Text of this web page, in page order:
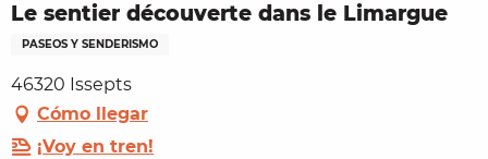
Le sentier découverte dans le Limargue
PASEOS Y SENDERISMO
46320 Issepts
Cómo llegar
¡Voy en tren!